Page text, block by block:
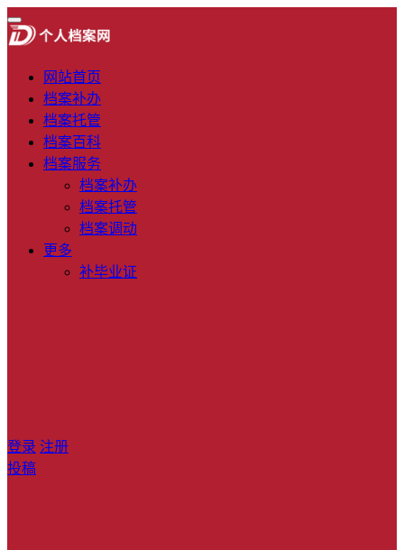
网站首页
档案补办
档案托管
档案百科
档案服务
档案补办
档案托管
档案调动
更多
补毕业证
登录 注册
投稿